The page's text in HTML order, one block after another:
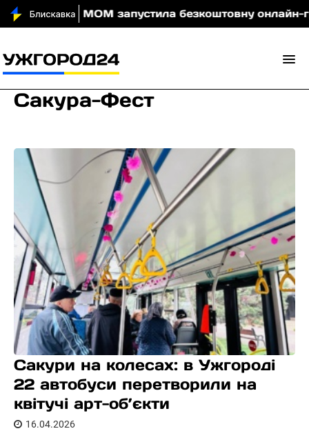
МОМ запустила безкоштовну онлайн-гру,
Сакура-Фест
Сакури на колесах: в Ужгороді
22 автобуси перетворили на
квітучі арт-об’єкти
16.04.2026